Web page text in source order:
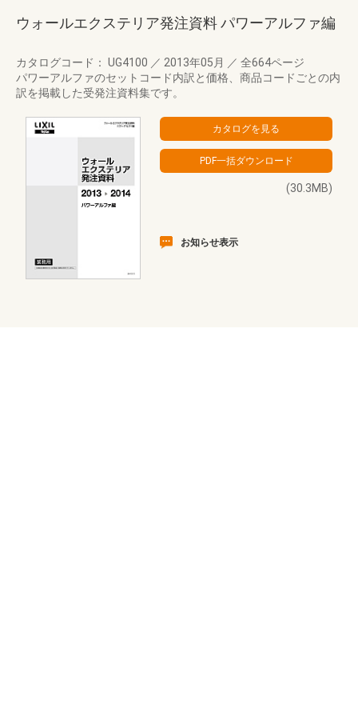
ウォールエクステリア発注資料 パワーアルファ編
カタログコード： UG4100 ／ 2013年05月 ／ 全664ページ
パワーアルファのセットコード内訳と価格、商品コードごとの内
訳を掲載した受発注資料集です。
(30.3MB)
お知らせ表示